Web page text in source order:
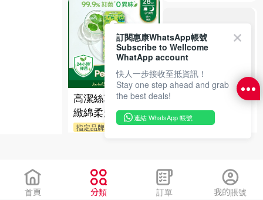
高潔絲草本綿柔極
緻綿柔超薄28Cm
孖裝 2 X 12PC
指定品牌送贈品
$54
FAILED
舒適達全效配方牙
膏 120GM x 3pcs
$76
首頁 分類 訂單 我的賬號
訂閱惠康WhatsApp帳號
Subscribe to Wellcome
WhatApp account
快人一步接收至抵資訊！
Stay one step ahead and grab
the best deals!
連結 WhatsApp 帳號